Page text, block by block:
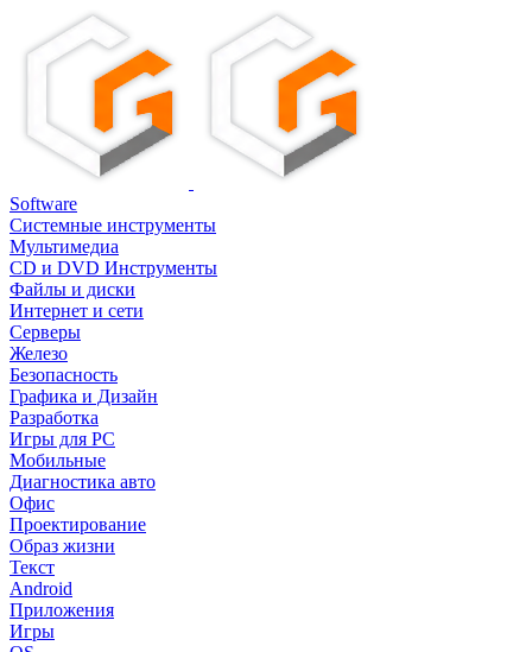
Software
Системные инструменты
Мультимедиа
CD и DVD Инструменты
Файлы и диски
Интернет и сети
Серверы
Железо
Безопасность
Графика и Дизайн
Разработка
Игры для PC
Мобильные
Диагностика авто
Офис
Проектирование
Образ жизни
Текст
Android
Приложения
Игры